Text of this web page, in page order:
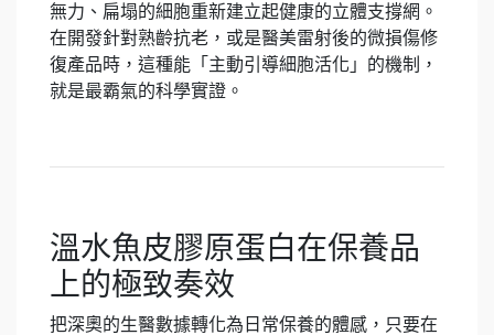
無力、扁塌的細胞重新建立起健康的立體支撐網。
在開發針對熟齡抗老，或是醫美雷射後的微損傷修
復產品時，這種能「主動引導細胞活化」的機制，
就是最霸氣的科學實證。
溫水魚皮膠原蛋白在保養品
上的極致奏效
把深奧的生醫數據轉化為日常保養的體感，只要在